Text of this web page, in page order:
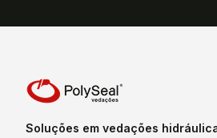
Soluções em vedações